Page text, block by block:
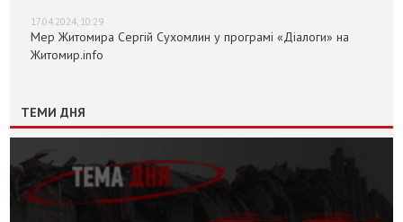
17.04.2024, 10:29
Мер Житомира Сергій Сухомлин у програмі «Діалоги» на
Житомир.info
ТЕМИ ДНЯ